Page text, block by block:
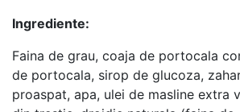
Ingrediente:
Faina de grau, coaja de portocala
de portocala, sirop de glucoza,
proaspat, apa, ulei de masline extra